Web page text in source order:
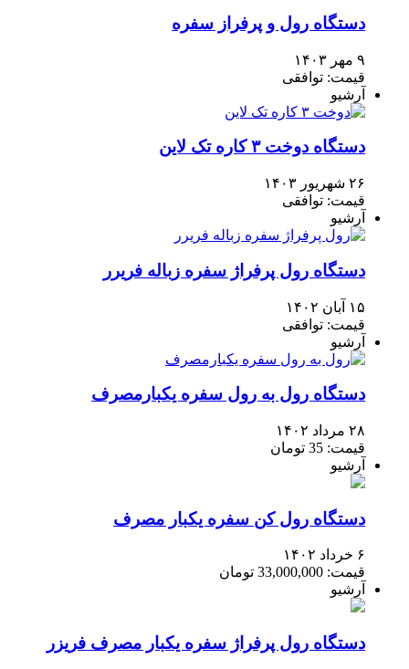
دستگاه رول و پرفراز سفره
۹ مهر ۱۴۰۳
قیمت: توافقی
آرشیو
دستگاه دوخت ۳ کاره تک لاین
۲۶ شهریور ۱۴۰۳
قیمت: توافقی
آرشیو
دستگاه رول پرفراژ سفره زباله فریرر
۱۵ آبان ۱۴۰۲
قیمت: توافقی
آرشیو
دستگاه رول به رول سفره یکبارمصرف
۲۸ مرداد ۱۴۰۲
قیمت: 35 تومان
آرشیو
دستگاه رول کن سفره یکبار مصرف
۶ خرداد ۱۴۰۲
قیمت: 33,000,000 تومان
آرشیو
دستگاه رول پرفراژ سفره یکبار مصرف فریزر